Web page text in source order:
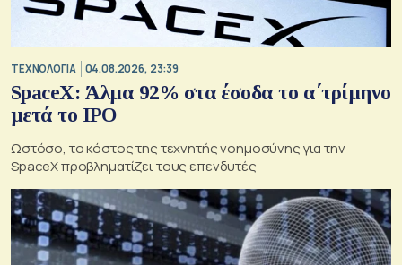
ΤΕΧΝΟΛΟΓΙΑ 04.08.2026, 23:39
SpaceX: Άλμα 92% στα έσοδα το α΄τρίμηνο
μετά το IPO
Ωστόσο, το κόστος της τεχνητής νοημοσύνης για την
SpaceX προβληματίζει τους επενδυτές